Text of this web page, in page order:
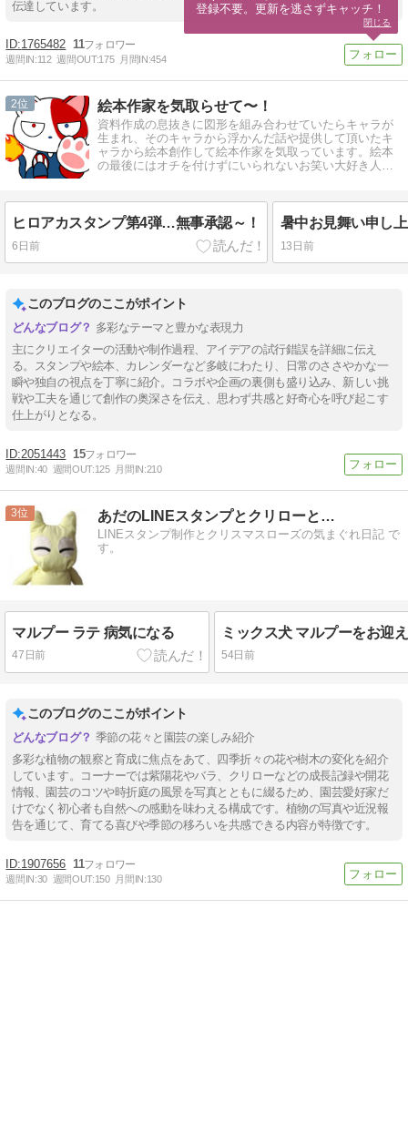
伝達しています。
1765482 11
週間IN:112 週間OUT:175 月間IN:454
2 絵本作家を気取らせて〜！
資料作成の息抜きに図形を組み合わせていたらキャラが
生まれ、そのキャラから浮かんだ話や提供して頂いたキ
ャラから絵本創作して絵本作家を気取っています。絵本
の最後にはオチを付けずにいられないお笑い大好き人
ヒロアカスタンプ第4弾…無事承認～！
6日前
暑中お見舞い申し
13日前
このブログのここがポイント
多彩なテーマと豊かな表現力
主にクリエイターの活動や制作過程、アイデアの試行錯誤を詳細に伝え
る。スタンプや絵本、カレンダーなど多岐にわたり、日常のささやかな一
瞬や独自の視点を丁寧に紹介。コラボや企画の裏側も盛り込み、新しい挑
戦や工夫を通じて創作の奥深さを伝え、思わず共感と好奇心を呼び起こす
仕上がりとなる。
2051443 15
週間IN:40 週間OUT:125 月間IN:210
3 あだのLINEスタンプとクリローと…
LINEスタンプ制作とクリスマスローズの気まぐれ日記 で
す。
マルプー ラテ 病気になる
47日前
ミックス犬 マルプーをお迎
54日前
このブログのここがポイント
季節の花々と園芸の楽しみ紹介
多彩な植物の観察と育成に焦点をあて、四季折々の花や樹木の変化を紹介
しています。コーナーでは紫陽花やバラ、クリローなどの成長記録や開花
情報、園芸のコツや時折庭の風景を写真とともに綴るため、園芸愛好家だ
けでなく初心者も自然への感動を味わえる構成です。植物の写真や近況報
告を通じて、育てる喜びや季節の移ろいを共感できる内容が特徴です。
1907656 11
週間IN:30 週間OUT:150 月間IN:130
登録不要。更新を逃さずキャッチ！
閉じる